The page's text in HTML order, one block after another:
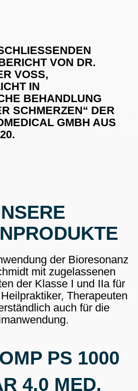
VON DR.
VOSS,
IN
BEHANDLUNG
SCHMERZEN“ DER
GMBH AUS
der Bioresonanz
mit zugelassenen
der Klasse I und IIa für
Therapeuten
auch für die
PS 1000
4.0 MED.